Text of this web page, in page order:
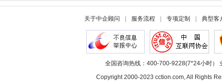
关于中企顾问 服务流程 专项定制 典型客
全国咨询热线：400-700-9228(7*24小时）
Copyright 2000-2023 cction.com, All Rights